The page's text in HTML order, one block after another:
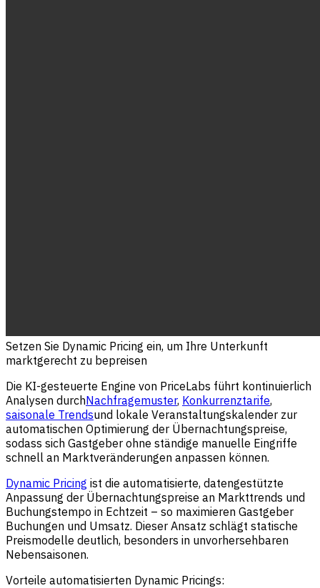
Setzen Sie Dynamic Pricing ein, um Ihre Unterkunft
marktgerecht zu bepreisen
Die KI-gesteuerte Engine von PriceLabs führt kontinuierlich
Analysen durchNachfragemuster, Konkurrenztarife,
saisonale Trendsund lokale Veranstaltungskalender zur
automatischen Optimierung der Übernachtungspreise,
sodass sich Gastgeber ohne ständige manuelle Eingriffe
schnell an Marktveränderungen anpassen können.
Dynamic Pricing ist die automatisierte, datengestützte
Anpassung der Übernachtungspreise an Markttrends und
Buchungstempo in Echtzeit – so maximieren Gastgeber
Buchungen und Umsatz. Dieser Ansatz schlägt statische
Preismodelle deutlich, besonders in unvorhersehbaren
Nebensaisonen.
Vorteile automatisierten Dynamic Pricings: